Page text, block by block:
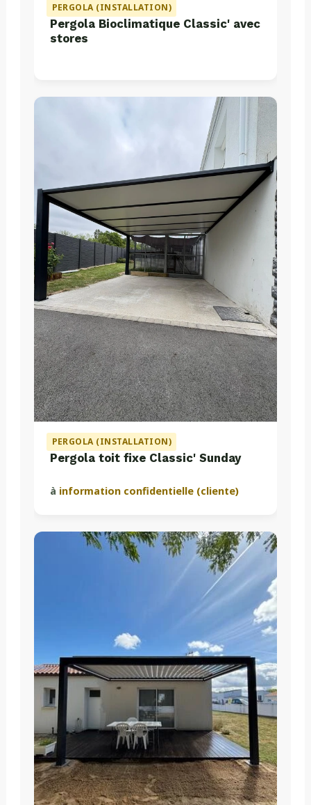
PERGOLA (INSTALLATION)
Pergola Bioclimatique Classic' avec
stores
PERGOLA (INSTALLATION)
Pergola toit fixe Classic' Sunday
à information confidentielle (cliente)